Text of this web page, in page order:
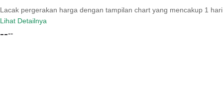
Lacak pergerakan harga dengan tampilan chart yang mencakup 1
Lihat Detailnya
----